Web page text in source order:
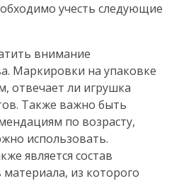
учесть следующие
внимание
Маркировки на упаковке
отвечает ли игрушка
Также важно быть
по возрасту,
использовать.
является состав
из которого